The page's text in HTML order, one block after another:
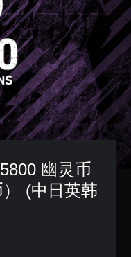
幽灵币
） (中日英韩